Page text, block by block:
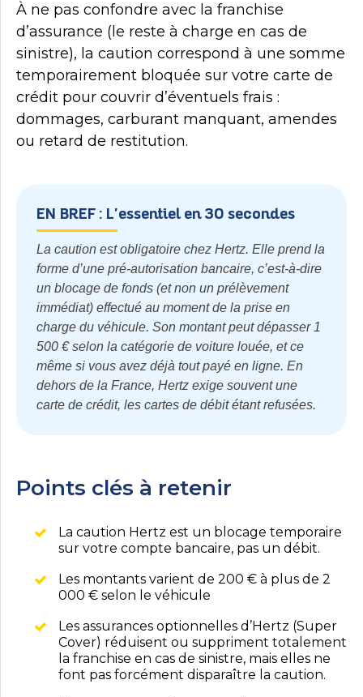
À ne pas confondre avec la franchise
d’assurance (le reste à charge en cas de
sinistre), la caution correspond à une somme
temporairement bloquée sur votre carte de
crédit pour couvrir d’éventuels frais :
dommages, carburant manquant, amendes
ou retard de restitution.
EN BREF : L'essentiel en 30 secondes
La caution est obligatoire chez Hertz. Elle prend la
forme d’une pré-autorisation bancaire, c’est-à-dire
un blocage de fonds (et non un prélèvement
immédiat) effectué au moment de la prise en
charge du véhicule. Son montant peut dépasser 1
500 € selon la catégorie de voiture louée, et ce
même si vous avez déjà tout payé en ligne. En
dehors de la France, Hertz exige souvent une
carte de crédit, les cartes de débit étant refusées.
Points clés à retenir
La caution Hertz est un blocage temporaire
sur votre compte bancaire, pas un débit.
Les montants varient de 200 € à plus de 2
000 € selon le véhicule
Les assurances optionnelles d’Hertz (Super
Cover) réduisent ou suppriment totalement
la franchise en cas de sinistre, mais elles ne
font pas forcément disparaître la caution.